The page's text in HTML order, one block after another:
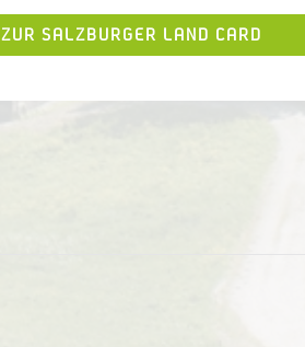
ZUR SALZBURGER LAND CARD